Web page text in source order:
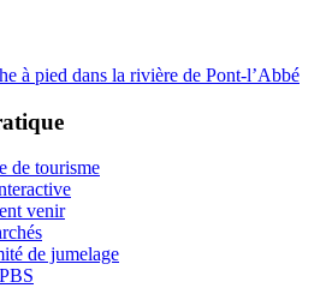
à pied dans la rivière de Pont-l’Abbé
de tourisme
venir
de jumelage